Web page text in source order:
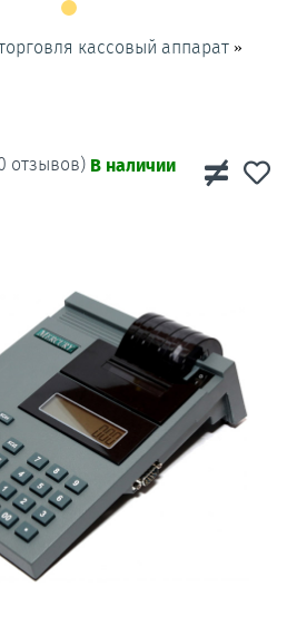
кассовый аппарат »
отзывов) В наличии